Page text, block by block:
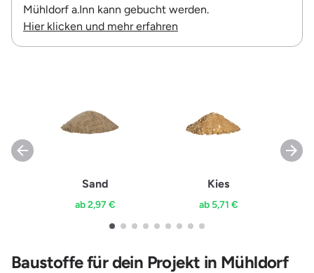
Mühldorf a.Inn kann gebucht werden.
Hier klicken und mehr erfahren
Sand
ab 2,97 €
Kies
ab 5,71 €
Baustoffe für dein Projekt in Mühldorf